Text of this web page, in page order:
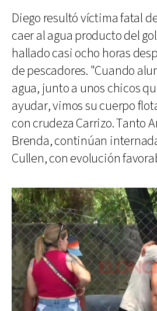
Diego resultó víctima fatal
caer al agua producto del
hallado casi ocho horas
de pescadores. "Cuando
agua, junto a unos chicos
ayudar, vimos su cuerpo
con crudeza Carrizo. Tanto
Brenda, continúan
Cullen, con evolución